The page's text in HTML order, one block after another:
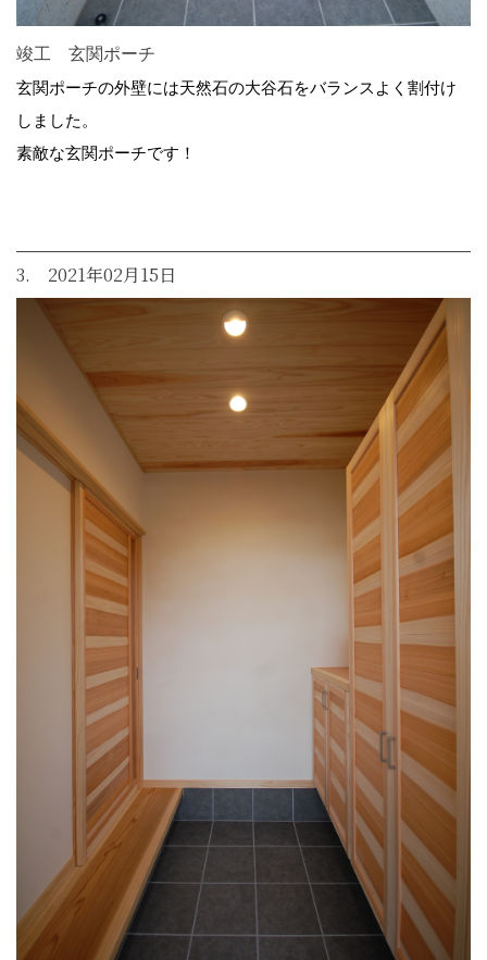
竣工 玄関ポーチ
玄関ポーチの外壁には天然石の大谷石をバランスよく割付け
しました。
素敵な玄関ポーチです！
3. 2021年02月15日